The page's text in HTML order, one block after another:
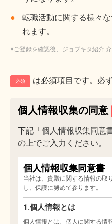
転職活動に関する様々
れます。
※ご登録を確認後、ジョブキタ紹介
必須 は必須項目です。必
個人情報収集の同意
下記「個人情報収集同意
の上でご入力ください。